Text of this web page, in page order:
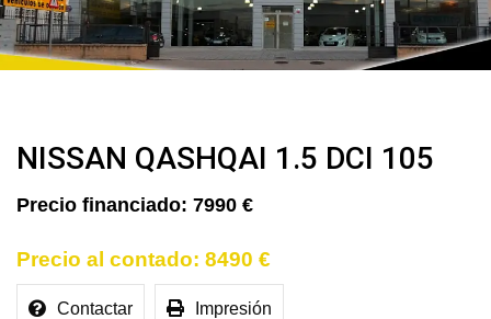
NISSAN QASHQAI 1.5 DCI 105
7990 €
8490 €
Contactar Impresión